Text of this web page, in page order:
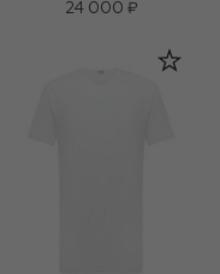
24 000 ₽